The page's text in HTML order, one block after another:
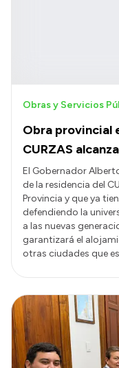
Obra provincial
CURZAS
Obras y Servicios
El Gobernador
de la residencia del
Provincia y que ya
defendiendo la
a las nuevas
garantizará el
otras ciudades que